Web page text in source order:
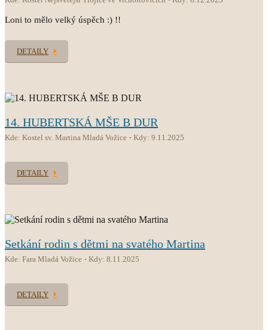
Loni to mělo velký úspěch :) !!
DETAILY
14. HUBERTSKÁ MŠE B DUR
Kde: Kostel sv. Martina Mladá Vožice Kdy: 9.11.2025
DETAILY
Setkání rodin s dětmi na svatého Martina
Kde: Fara Mladá Vožice Kdy: 8.11.2025
DETAILY